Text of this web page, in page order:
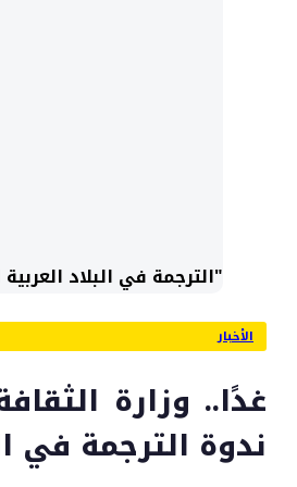
"الترجمة في البلاد
الأخبار
غدًا.. وزارة
ندوة الترجمة في